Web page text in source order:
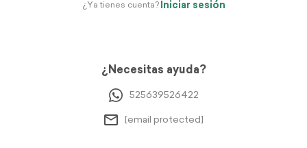
¿Ya tienes cuenta? Iniciar sesión
¿Necesitas ayuda?
525639526422
[email protected]